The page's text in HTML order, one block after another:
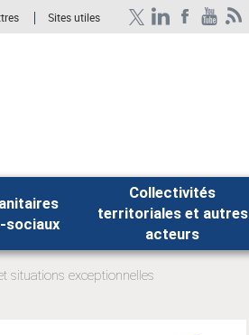
Sites utiles
sociaux
Collectivités
territoriales et autres
acteurs
situations exceptionnelles